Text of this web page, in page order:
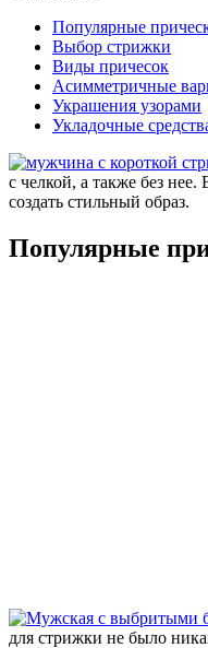
Популярные
Выбор стрижки
Виды причесок
Асимметричные
Украшения узорами
Укладочные
с челкой, а также без
создать стильный образ.
Популярные
для стрижки не было